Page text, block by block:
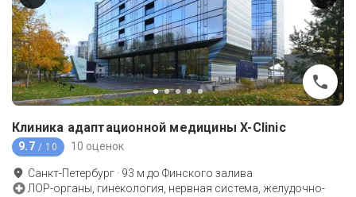
Клиника адаптационной медицины X-Clinic
9.7 / 10 10 оценок
Санкт-Петербург · 93 м до Финского залива
ЛОР-органы, гинекология, нервная система, желудочно-